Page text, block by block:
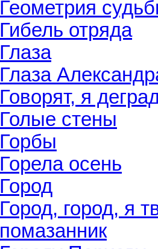
Геометрия
Гибель отряда
Глаза
Глаза
Говорят, я
Голые стены
Горбы
Горела осень
Город
Город, город, я
помазанник